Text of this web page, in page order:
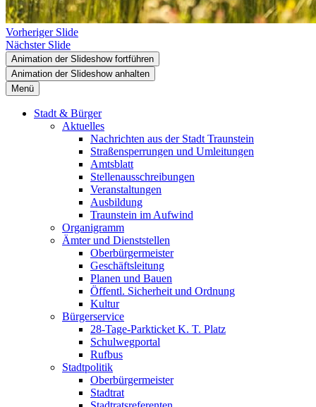
Vorheriger Slide
Nächster Slide
Animation der Slideshow fortführen
Animation der Slideshow anhalten
Menü
Stadt & Bürger
Aktuelles
Nachrichten aus der Stadt Traunstein
Straßensperrungen und Umleitungen
Amtsblatt
Stellenausschreibungen
Veranstaltungen
Ausbildung
Traunstein im Aufwind
Organigramm
Ämter und Dienststellen
Oberbürgermeister
Geschäftsleitung
Planen und Bauen
Öffentl. Sicherheit und Ordnung
Kultur
Bürgerservice
28-Tage-Parkticket K. T. Platz
Schulwegportal
Rufbus
Stadtpolitik
Oberbürgermeister
Stadtrat